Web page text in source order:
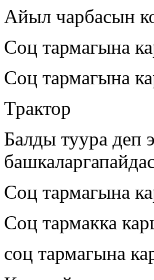
Айыл чарбасын
Соц тармагына
Соц тармагына
Трактор
Балды туура деп
Соц тармагына
Соц тармакка
соц тармагына